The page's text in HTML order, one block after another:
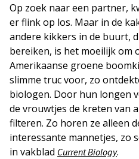
Op zoek naar een partner,
er flink op los. Maar in de
andere kikkers in de buurt,
bereiken, is het moeilijk om
Amerikaanse groene
slimme truc voor, zo
biologen. Door hun longen
de vrouwtjes de kreten van
filteren. Zo horen ze alleen
interessante mannetjes, zo
in vakblad Current Biology.